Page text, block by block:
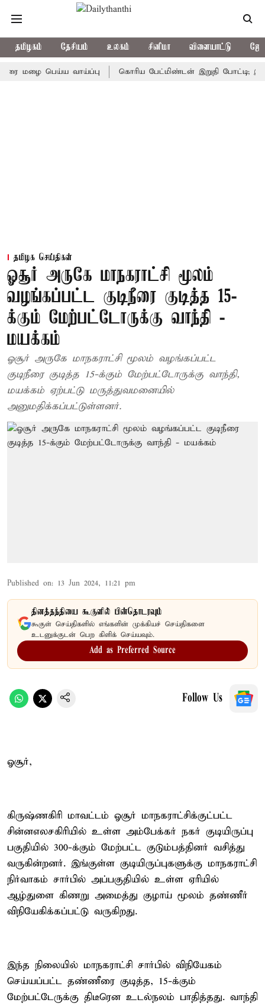
தமிழகம் தேசியம் உலகம் சினிமா விளையாட்டு
பெய்ய வாய்ப்பு கொரிய பேட்மிண்டன் இறுதி போட்டி; இந்திய
தமிழக செய்திகள்
ஓசூர் அருகே மாநகராட்சி மூலம்
வழங்கப்பட்ட குடிநீரை குடித்த 15-
க்கும் மேற்பட்டோருக்கு வாந்தி -
மயக்கம்
ஓசூர் அருகே மாநகராட்சி மூலம் வழங்கப்பட்ட
குடிநீரை குடித்த 15-க்கும் மேற்பட்டோருக்கு வாந்தி,
மயக்கம் ஏற்பட்டு மருத்துவமனையில்
அனுமதிக்கப்பட்டுள்ளனர்.
Published on: 13 Jun 2024, 11:21 pm
தினத்தந்தியை கூகுளில் பின்தொடரவும்
கூகுள் செய்திகளில் எங்களின் முக்கியச் செய்திகளை
உடனுக்குடன் பெற கிளிக் செய்யவும்.
Add as Preferred Source
Follow Us
ஓசூர்,
கிருஷ்ணகிரி மாவட்டம் ஓசூர் மாநகராட்சிக்குட்பட்ட
சின்னஎலசகிரியில் உள்ள அம்பேக்கர் நகர் குடியிருப்பு
பகுதியில் 300-க்கும் மேற்பட்ட குடும்பத்தினர் வசித்து
வருகின்றனர். இங்குள்ள குடியிருப்புகளுக்கு மாநகராட்சி
நிர்வாகம் சார்பில் அப்பகுதியில் உள்ள ஏரியில்
ஆழ்துளை கிணறு அமைத்து குழாய் மூலம் தண்ணீர்
விநியேகிக்கப்பட்டு வருகிறது.
இந்த நிலையில் மாநகராட்சி சார்பில் விநியேகம்
செய்யப்பட்ட தண்ணீரை குடித்த, 15-க்கும்
மேற்பட்டேருக்கு திடீரென உடல்நலம் பாதித்தது. வாந்தி